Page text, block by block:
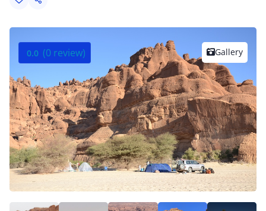
Gallery
0.0 (0 review)